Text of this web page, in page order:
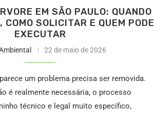
EM SÃO PAULO: QUANDO
COMO SOLICITAR E QUEM PODE
EXECUTAR
22 de maio de 2026
um problema precisa ser removida.
é realmente necessária, o processo
técnico e legal muito específico,